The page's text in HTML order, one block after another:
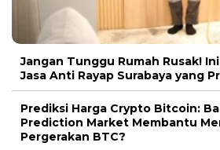
Jangan Tunggu Rumah Rusak!
Jasa Anti Rayap Surabaya yang
Prediksi Harga Crypto Bitcoin:
Prediction Market Membantu
Pergerakan BTC?